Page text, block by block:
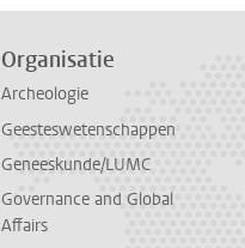
Organisatie
Archeologie
Geesteswetenschappen
Geneeskunde/LUMC
Governance and Global
Affairs